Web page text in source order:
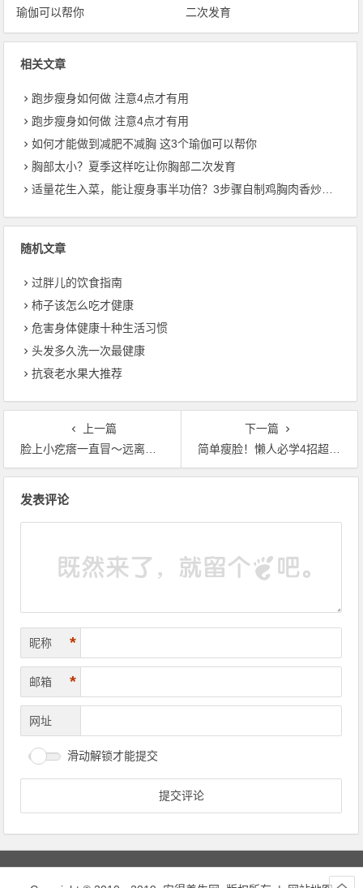
瑜伽可以帮你
二次发育
相关文章
跑步瘦身如何做 注意4点才有用
跑步瘦身如何做 注意4点才有用
如何才能做到减肥不减胸 这3个瑜伽可以帮你
胸部太小？夏季这样吃让你胸部二次发育
适量花生入菜，能让瘦身事半功倍？3步骤自制鸡胸肉香炒花生
随机文章
过胖儿的饮食指南
柿子该怎么吃才健康
危害身体健康十种生活习惯
头发多久洗一次最健康
抗衰老水果大推荐
上一篇
脸上小疙瘩一直冒～远离湿热体质，养脾3秘诀
下一篇
简单瘦脸！懒人必学4招超有感穴道按摩
发表评论
昵称 *
邮箱 *
网址
滑动解锁才能提交